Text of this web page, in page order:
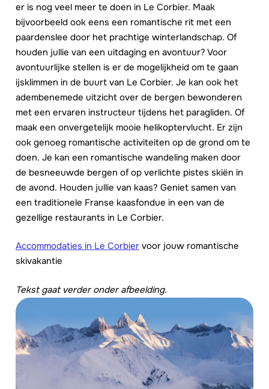
er is nog veel meer te doen in Le Corbier. Maak
bijvoorbeeld ook eens een romantische rit met een
paardenslee door het prachtige winterlandschap. Of
houden jullie van een uitdaging en avontuur? Voor
avontuurlijke stellen is er de mogelijkheid om te gaan
ijsklimmen in de buurt van Le Corbier. Je kan ook het
adembenemede uitzicht over de bergen bewonderen
met een ervaren instructeur tijdens het paragliden. Of
maak een onvergetelijk mooie helikoptervlucht. Er zijn
ook genoeg romantische activiteiten op de grond om te
doen. Je kan een romantische wandeling maken door
de besneeuwde bergen of op verlichte pistes skiën in
de avond. Houden jullie van kaas? Geniet samen van
een traditionele Franse kaasfondue in een van de
gezellige restaurants in Le Corbier.
Accommodaties in Le Corbier voor jouw romantische
skivakantie
Tekst gaat verder onder afbeelding.